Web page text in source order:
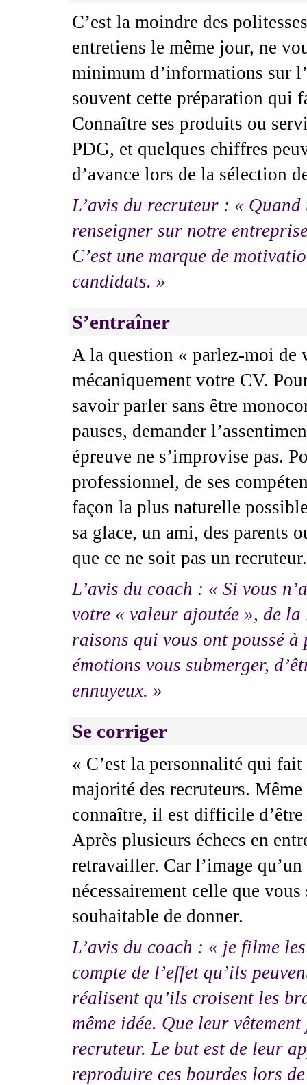
C’est la moindre des
entretiens le même jour, ne
minimum d’informations sur
souvent cette préparation qui
Connaître ses produits ou
PDG, et quelques chiffres
d’avance lors de la sélection
L’avis du recruteur : «
renseigner sur notre
C’est une marque de
candidats. »
S’entraîner
A la question « parlez-moi de
mécaniquement votre CV.
savoir parler sans être
pauses, demander
épreuve ne s’improvise pas.
professionnel, de ses
façon la plus naturelle
sa glace, un ami, des parents
que ce ne soit pas un recruteur.
L’avis du coach : « Si vous
votre « valeur ajoutée », de
raisons qui vous ont poussé
émotions vous submerger,
ennuyeux. »
Se corriger
« C’est la personnalité qui
majorité des recruteurs.
connaître, il est difficile d’être
Après plusieurs échecs en
retravailler. Car l’image
nécessairement celle que
souhaitable de donner.
L’avis du coach : « je filme
compte de l’effet qu’ils
réalisent qu’ils croisent les
même idée. Que leur
recruteur. Le but est de leur
reproduire ces bourdes lors